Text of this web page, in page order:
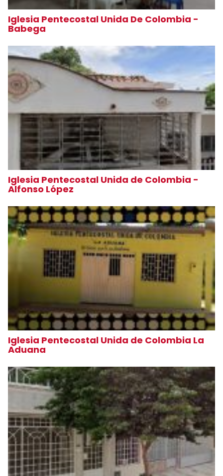
Iglesia Pentecostal Unida De Colombia -
Babega
Iglesia Pentecostal Unida de Colombia -
Alfonso López
Iglesia Pentecostal Unida de Colombia La
Aduana